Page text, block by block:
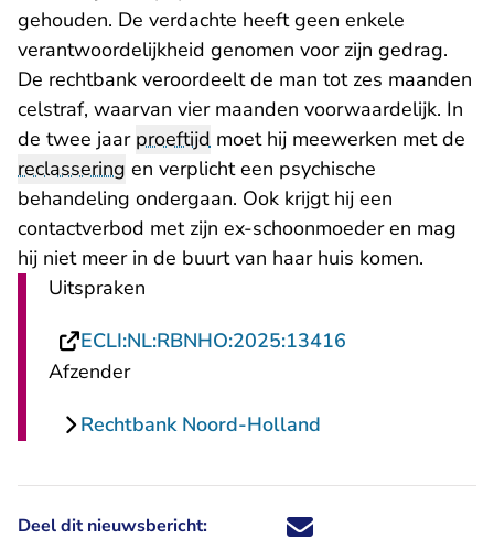
gehouden. De verdachte heeft geen enkele
verantwoordelijkheid genomen voor zijn gedrag.
De rechtbank veroordeelt de man tot zes maanden
celstraf, waarvan vier maanden voorwaardelijk. In
de twee jaar proeftijd moet hij meewerken met de
reclassering en verplicht een psychische
behandeling ondergaan. Ook krijgt hij een
contactverbod met zijn ex-schoonmoeder en mag
hij niet meer in de buurt van haar huis komen.
Uitspraken
ECLI:NL:RBNHO:2025:13416
Afzender
Rechtbank Noord-Holland
Deel dit nieuwsbericht: Deel dit nieuwsbericht via X -
Deel dit nieuwsbericht via
Deel dit nieuwsbericht
Deel dit